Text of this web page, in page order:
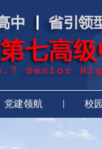
党建领航 | 校